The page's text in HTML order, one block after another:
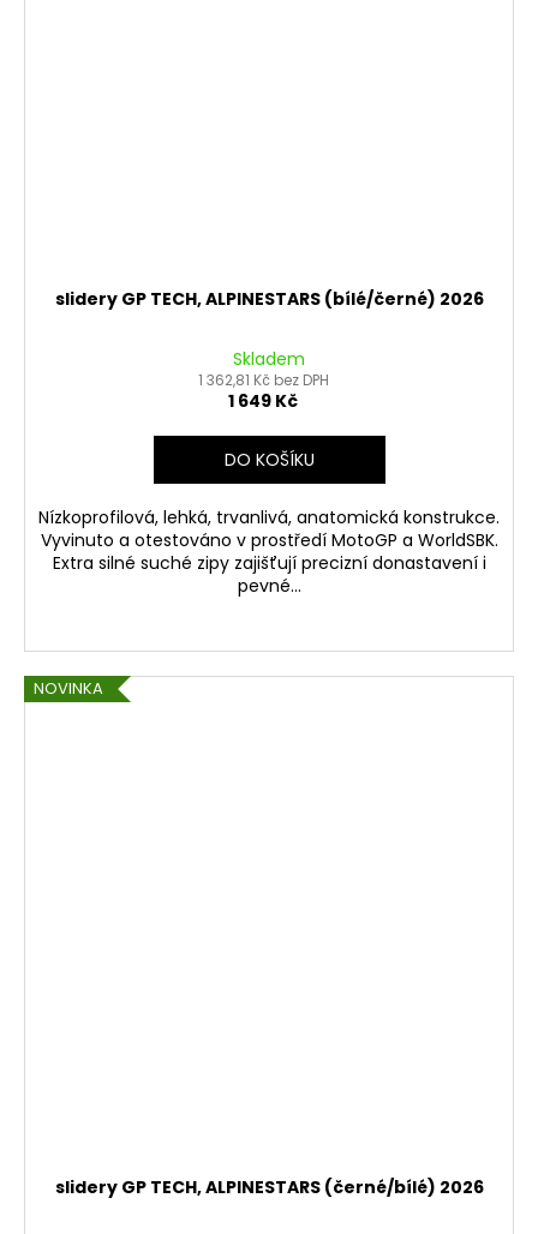
slidery GP TECH, ALPINESTARS (bílé/černé) 2026
Skladem
1 362,81 Kč bez DPH
1 649 Kč
DO KOŠÍKU
Nízkoprofilová, lehká, trvanlivá, anatomická konstrukce.
Vyvinuto a otestováno v prostředí MotoGP a WorldSBK.
Extra silné suché zipy zajišťují precizní donastavení i
pevné...
NOVINKA
slidery GP TECH, ALPINESTARS (černé/bílé) 2026